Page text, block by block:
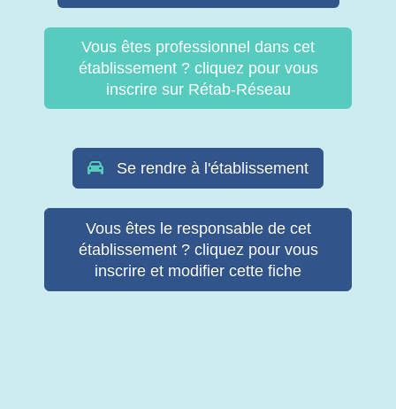
Vous êtes professionnel dans cet
établissement ? cliquez pour vous
inscrire sur Rétab-Réseau
Se rendre à l'établissement
Vous êtes le responsable de cet
établissement ? cliquez pour vous
inscrire et modifier cette fiche